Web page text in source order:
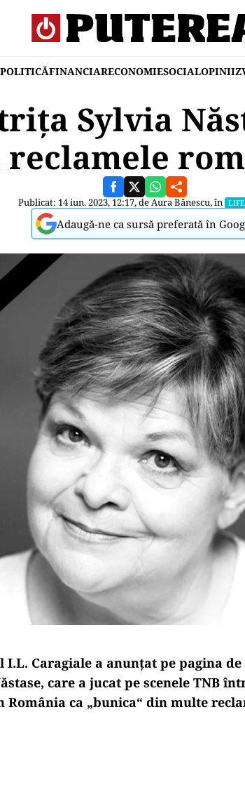
POLITICĂFINANCIARECONOMIESOCIALOPINII
Sylvia
Publicat: 14 iun. 2023, 12:17, deAura Bănescu, în
Adaugă-ne ca sursă preferată în
Caragiale a anunțat pe pagina de
care a jucat pe scenele TNB
România ca „bunica“ din multe